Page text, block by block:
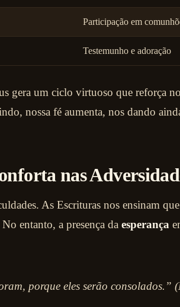
Participação em
Testemunho e adoração
gera um ciclo virtuoso que reforça
nossa fé aumenta, nos dando
nas
As Escrituras nos ensinam
entanto, a presença da esperança
porque eles serão consolados.”